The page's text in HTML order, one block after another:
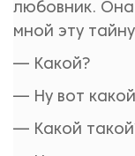
любовник.
мной эту
— Какой?
— Ну вот
— Какой